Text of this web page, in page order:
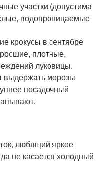
участки (допустима
водопроницаемые
крокусы в сентябре
плотные,
луковицы.
выдержать морозы
посадочный
любящий яркое
не касается холодный